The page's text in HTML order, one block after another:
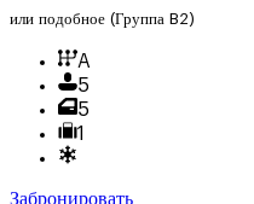
или подобное (Группа B2)
A
5
5
1
Забронировать